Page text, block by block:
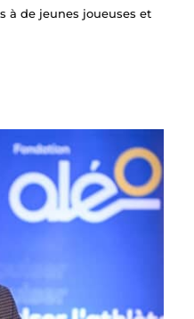
à de jeunes joueuses et